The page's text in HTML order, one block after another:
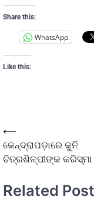
Share this:
WhatsApp
Like this:
⟵
କେନ୍ଦ୍ରାପଡ଼ାରେ କୁନି
ଚିତ୍ରଶିଳ୍ପୀଙ୍କ କରିସ୍ମା
Related